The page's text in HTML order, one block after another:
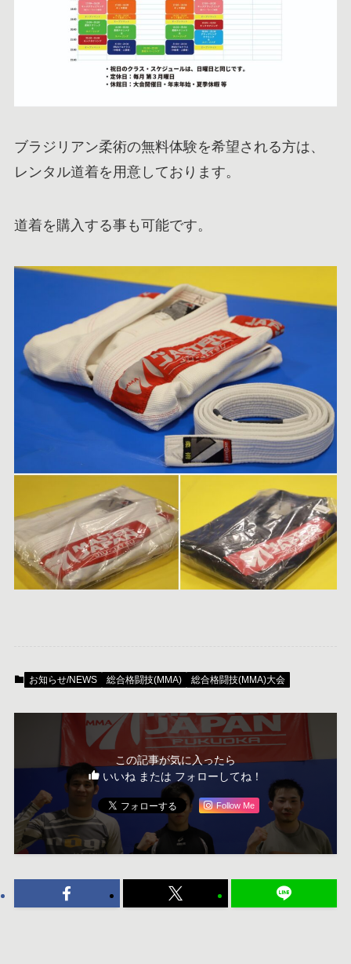
ブラジリアン柔術の無料体験を希望される方は、
レンタル道着を用意しております。
道着を購入する事も可能です。
お知らせ/NEWS 総合格闘技(MMA) 総合格闘技(MMA)大会
この記事が気に入ったら
いいね または フォローしてね！
Follow Me